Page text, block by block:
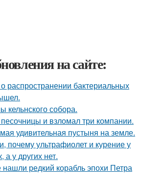
на сайте:
распространении бактериальных
кельнского собора.
и взломал три компании.
удивительная пустыня на земле.
почему ультрафиолет и курение у
у других нет.
редкий корабль эпохи Петра